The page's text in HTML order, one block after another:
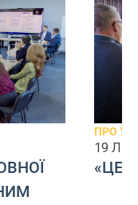
ПРО
19